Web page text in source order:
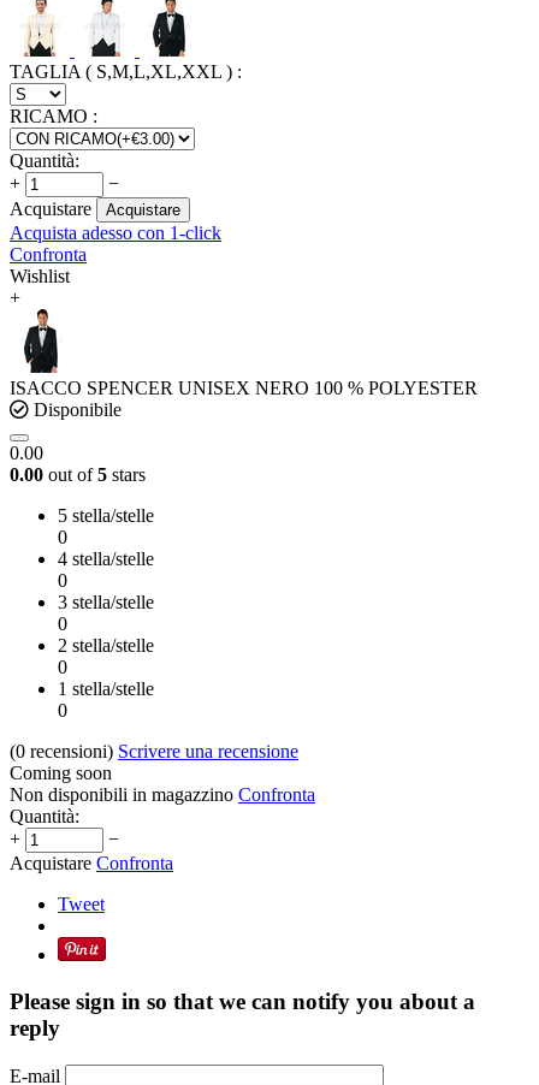
TAGLIA ( S,M,L,XL,XXL ) :
RICAMO :
Quantità:
+
−
Acquistare
Acquistare
Acquista adesso con 1-click
Confronta
Wishlist
+
ISACCO SPENCER UNISEX NERO 100 % POLYESTER
Disponibile
0.00
0.00 out of5 stars
5 stella/stelle
0
4 stella/stelle
0
3 stella/stelle
0
2 stella/stelle
0
1 stella/stelle
0
(0 recensioni) Scrivere una recensione
Coming soon
Non disponibili in magazzino Confronta
Quantità:
+
−
Acquistare Confronta
Tweet
Please sign in so that we can notify you about a
reply
E-mail